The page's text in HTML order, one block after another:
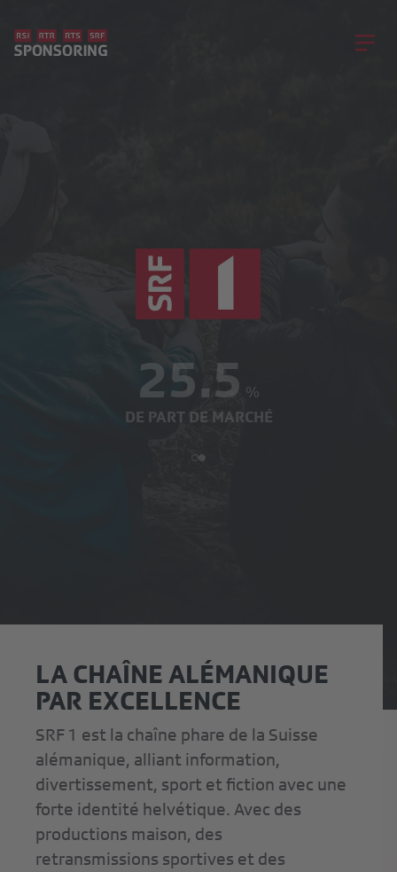
264’150
25.5 %
DE PART DE MARCHÉ
LA CHAÎNE ALÉMANIQUE
PAR EXCELLENCE
SRF 1 est la chaîne phare de la Suisse
alémanique, alliant information,
divertissement, sport et fiction avec une
forte identité helvétique. Avec des
productions maison, des
retransmissions sportives et des